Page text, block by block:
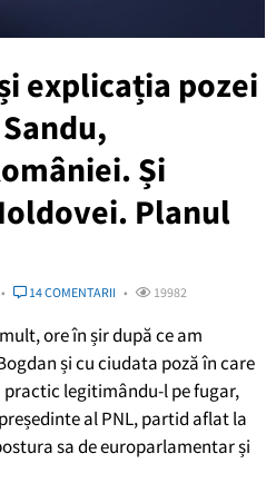
explicația pozei
Și
Planul
14 COMENTARII 19982
ore în șir după ce am
și cu ciudata poză în care
legitimându-l pe fugar,
al PNL, partid aflat la
sa de europarlamentar și